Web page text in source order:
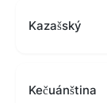
Kazašský
Kečuánština